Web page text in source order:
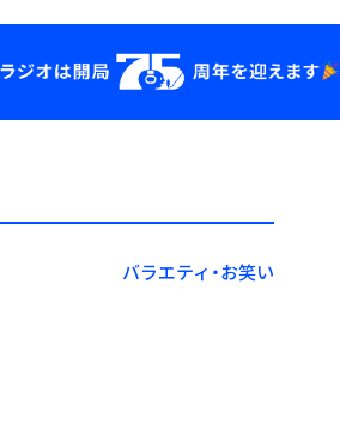
YouTube
会社情報
バラエティ・お笑い